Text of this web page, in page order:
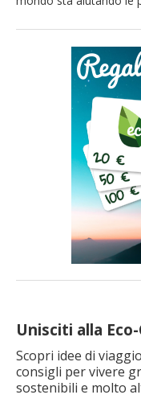
Unisciti alla
Scopri idee di
consigli per vivere
sostenibili e molto
tutti i giorni, ma un
l’inquinamento da
mondo proviene dagli